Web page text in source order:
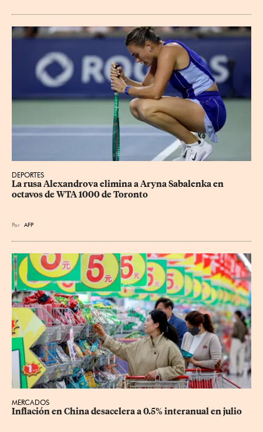
DEPORTES
La rusa Alexandrova elimina a Aryna Sabalenka en
octavos de WTA 1000 de Toronto
Por AFP
MERCADOS
Inflación en China desacelera a 0.5% interanual en julio